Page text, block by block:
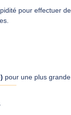
pour effectuer
pour une plus grande